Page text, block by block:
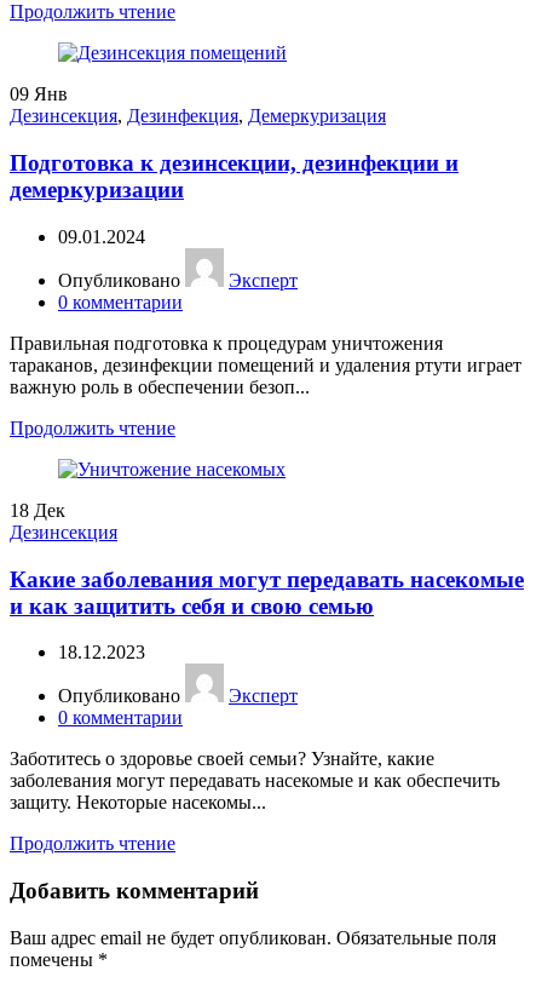
Продолжить чтение
09 Янв
Дезинсекция, Дезинфекция, Демеркуризация
Подготовка к дезинсекции, дезинфекции и
демеркуризации
09.01.2024
Опубликовано
Эксперт
0 комментарии
Правильная подготовка к процедурам уничтожения
тараканов, дезинфекции помещений и удаления ртути играет
важную роль в обеспечении безоп...
Продолжить чтение
18 Дек
Дезинсекция
Какие заболевания могут передавать насекомые
и как защитить себя и свою семью
18.12.2023
Опубликовано
Эксперт
0 комментарии
Заботитесь о здоровье своей семьи? Узнайте, какие
заболевания могут передавать насекомые и как обеспечить
защиту. Некоторые насекомы...
Продолжить чтение
Добавить комментарий
Ваш адрес email не будет опубликован. Обязательные поля
помечены *